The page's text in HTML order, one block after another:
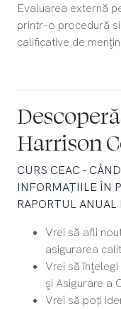
Evaluarea externă
printr-o procedură
calificative de
Harrison
CURS CEAC -
INFORMAȚIILE ÎN
RAPORTUL
Vrei să afli
asigurarea
Vrei să
şi Asigurare a
Vrei să poți